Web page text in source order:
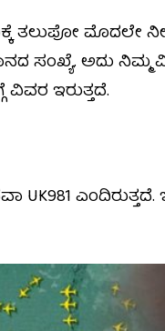
ತಲುಪೋ ಮೊದಲೇ
ಸಂಖ್ಯೆ. ಅದು
ಇರುತ್ತದೆ.
ಎಂದಿರುತ್ತದೆ.